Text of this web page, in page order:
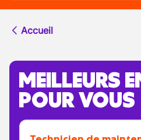
Accueil
MEILLEURS
POUR VOUS